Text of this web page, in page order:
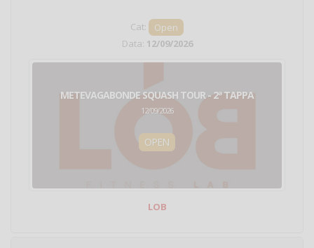
Cat:
Open
Data: 12/09/2026
METEVAGABONDE SQUASH TOUR - 2ª TAPPA
12/09/2026
OPEN
LOB